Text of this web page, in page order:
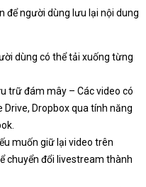
để người dùng lưu lại nội dung
dùng có thể tải xuống từng
trữ đám mây – Các video có
Dropbox qua tính năng
muốn giữ lại video trên
chuyển đổi livestream thành